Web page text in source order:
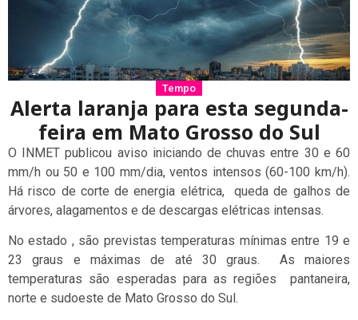
Tempo
Alerta laranja para esta segunda-
feira em Mato Grosso do Sul
O INMET publicou aviso iniciando de chuvas entre 30 e 60
mm/h ou 50 e 100 mm/dia, ventos intensos (60-100 km/h).
Há risco de corte de energia elétrica, queda de galhos de
árvores, alagamentos e de descargas elétricas intensas.
No estado , são previstas temperaturas mínimas entre 19 e
23 graus e máximas de até 30 graus. As maiores
temperaturas são esperadas para as regiões pantaneira,
norte e sudoeste de Mato Grosso do Sul.